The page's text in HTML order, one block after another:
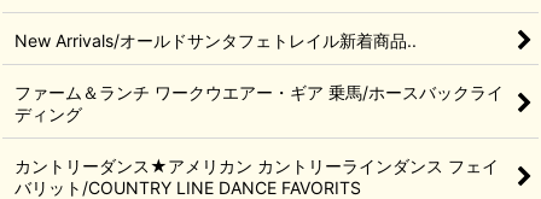
New Arrivals/オールドサンタフェトレイル新着商品..
ファーム＆ランチ ワークウエアー・ギア 乗馬/ホースバックライ
ディング
カントリーダンス★アメリカン カントリーラインダンス フェイ
バリット/COUNTRY LINE DANCE FAVORITS